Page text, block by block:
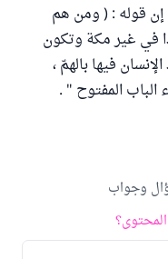
إن قوله : ( ومن هم
في غير مكة وتكون
فيها بالهمّ ،
المفتوح " .
وجواب